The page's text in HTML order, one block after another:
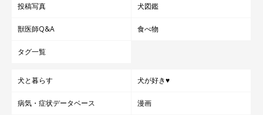
投稿写真 犬図鑑
獣医師Q&A 食べ物
タグ一覧
犬と暮らす 犬が好き♥
病気・症状データベース 漫画